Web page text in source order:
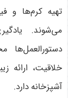
تهیه کرم‌ها و
می‌شوند.
دستورالعمل‌ها
خلاقیت، ارائه
آشپزخانه دارد.